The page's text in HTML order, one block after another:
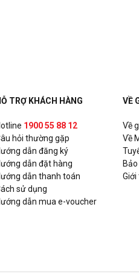
Tòa nhà UDIC N04 Hoàng Đạo
Ashima - Xuân Thủy
Số 93 Xuân Thủy, P. Thảo Điền,
Ashima - Nguyễn Trãi
Số 331A Nguyễn Trãi, P. Nguyễn
Gogi House - KNG Mall Phú
TRỢ KHÁCH HÀNG
1900 55 88 12
hỏi thường gặp
dẫn đăng ký
dẫn đặt hàng
dẫn thanh toán
sử dụng
dẫn mua e-voucher
VỀ
Về
Về
Giới